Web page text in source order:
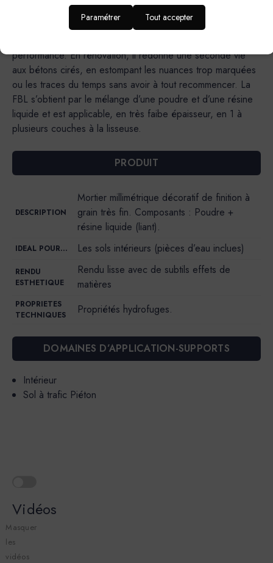
ou minimalistes.Une formulation responsable : elle intègre un
liant biosourcé à 25 % et un ciment bas carbone, afin de
performance. En rénovation, il redonne une seconde vie
aux bétons cirés, en estompant les nuances trop marquées
ou les traces du temps sans avoir à tout recommencer. La
FBL s’obtient par le mélange d’une poudre et d’une résine
liquide et est applicable, en très faibe épaisseur, en 1 à
plusieurs couches à la lisseuse.
PRODUIT
DESCRIPTION
Mortier millimétrique décoratif de finition à
grain très fin. Composants : Poudre +
résine liquide (liant).
IDEAL POUR… Les sols intérieurs (pièces d’eau inclues)
RENDU
ESTHETIQUE
Rendu lisse avec de subtils effets de
matières
PROPRIETES
TECHNIQUES
Propriétés hydrofuges.
DOMAINES D’APPLICATION-SUPPORTS
Intérieur
Sol à trafic Piéton
Vidéos
Masquer
les
vidéos
Paramétrer Tout accepter